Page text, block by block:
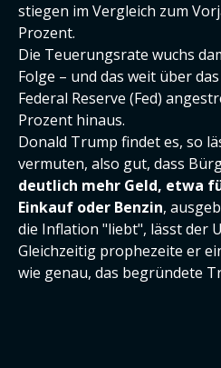
stiegen im Vergleich zum
Prozent.
Die Teuerungsrate wuchs
Folge – und das weit über
Federal Reserve (Fed)
Prozent hinaus.
Donald Trump findet es, so
vermuten, also gut, dass
deutlich mehr Geld, etwa
Einkauf oder Benzin,
die Inflation "liebt", lässt der
Gleichzeitig prophezeite er
wie genau, das begründete